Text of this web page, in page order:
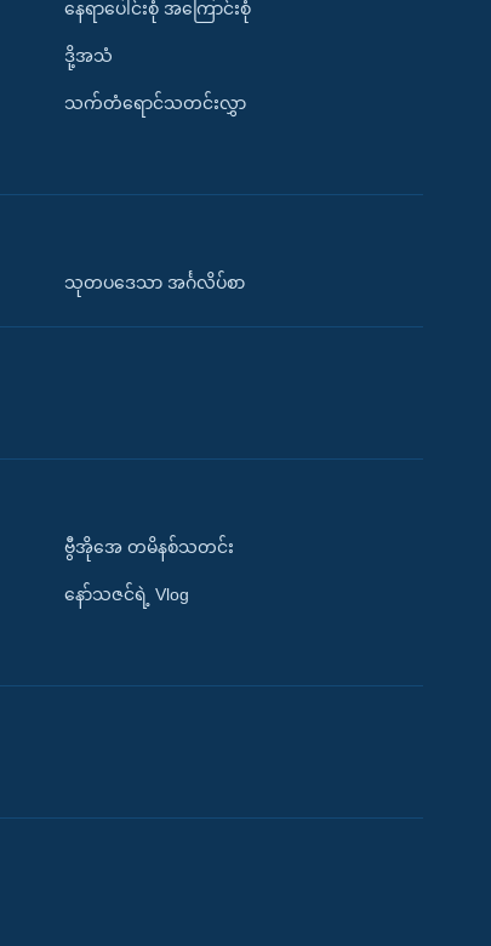
နေရာပေါင်းစုံ အကြောင်းစုံ
ဒို့အသံ
သက်တံရောင်သတင်းလွှာ
သုတပဒေသာ အင်္ဂလိပ်စာ
ဗွီအိုအေ တမိနစ်သတင်း
နော်သဇင်ရဲ့ Vlog